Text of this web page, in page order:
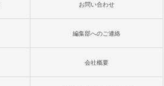
お問い合わせ
編集部へのご連絡
会社概要